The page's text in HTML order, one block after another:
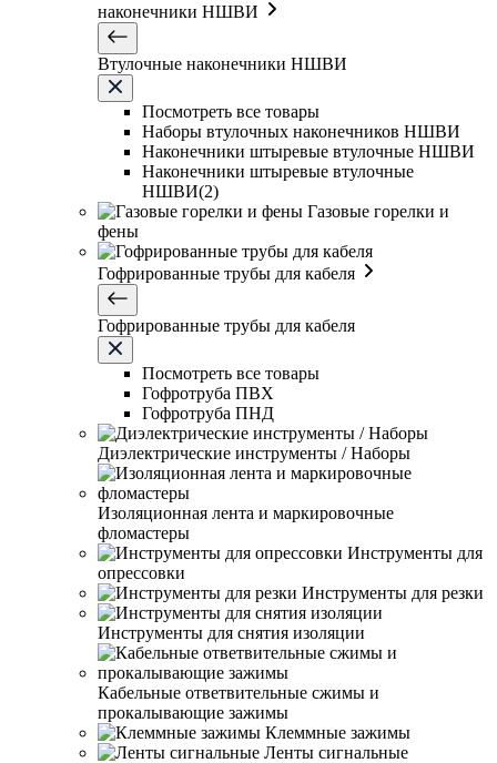
наконечники НШВИ
Втулочные наконечники НШВИ
Посмотреть все товары
Наборы втулочных наконечников НШВИ
Наконечники штыревые втулочные НШВИ
Наконечники штыревые втулочные
НШВИ(2)
Газовые горелки и
фены
Гофрированные трубы для кабеля
Гофрированные трубы для кабеля
Посмотреть все товары
Гофротруба ПВХ
Гофротруба ПНД
Диэлектрические инструменты / Наборы
Изоляционная лента и маркировочные
фломастеры
Инструменты для
опрессовки
Инструменты для резки
Инструменты для снятия изоляции
Кабельные ответвительные сжимы и
прокалывающие зажимы
Клеммные зажимы
Ленты сигнальные